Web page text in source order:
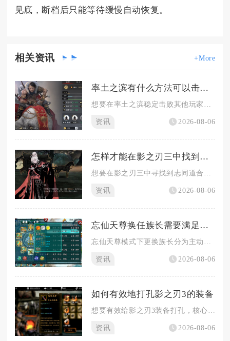
见底，断档后只能等待缓慢自动恢复。
相关资讯 +More
率土之滨有什么方法可以击败他人
想要在率土之滨稳定击败其他玩家，不能单纯依靠队伍强度硬拼，需...
资讯 2026-08-06
怎样才能在影之刃三中找到志同道合的战友
资讯 2026-08-06
忘仙天尊换任族长需要满足哪些条件
资讯 2026-08-06
如何有效地打孔影之刃3的装备
资讯 2026-08-06